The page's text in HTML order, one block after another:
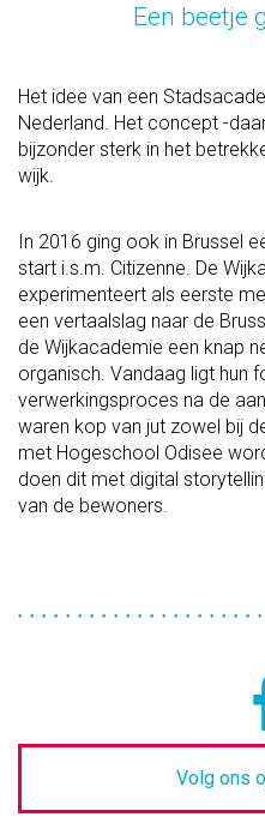
Een beetje
Het idee van een
Nederland. Het concept -
bijzonder sterk in het
wijk.
In 2016 ging ook in Brussel
start i.s.m. Citizenne. De
experimenteert als eerste
een vertaalslag naar de
de Wijkacademie een knap
organisch. Vandaag ligt hun
verwerkingsproces na de
waren kop van jut zowel bij
met Hogeschool Odisee
doen dit met digital
van de bewoners.
Volg ons